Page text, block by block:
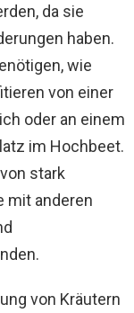
da sie
haben.
wie
von einer
oder an einem
im Hochbeet.
stark
mit anderen
von Kräutern